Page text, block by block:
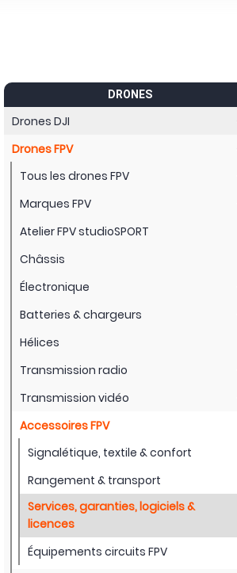
Côté atelier, studioSPORT peut
remplacement après certains
Enfin, nul besoin d’attendre une météo
s’entraîner au freestyle, à la course ou
DRONES
Drones DJI
Drones FPV
Tous les drones FPV
Marques FPV
Atelier FPV studioSPORT
Châssis
Électronique
Batteries & chargeurs
Hélices
Transmission radio
Transmission vidéo
Accessoires FPV
Signalétique, textile & confort
Rangement & transport
Services, garanties, logiciels &
licences
Équipements circuits FPV